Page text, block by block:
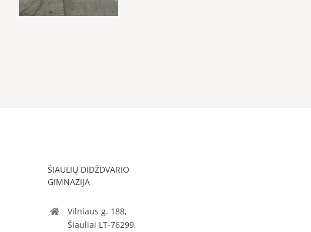
ŠIAULIŲ DIDŽDVARIO
GIMNAZIJA
Vilniaus g. 188,
Šiauliai LT-76299,